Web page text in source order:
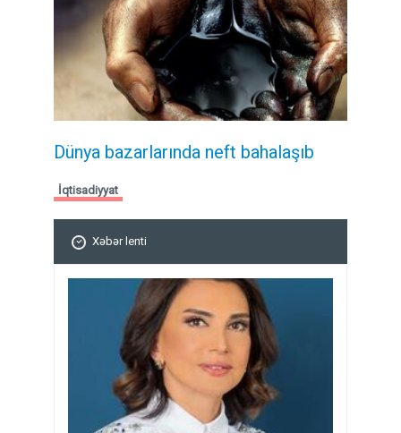
Dünya bazarlarında neft bahalaşıb
İqtisadiyyat
Xəbər lenti